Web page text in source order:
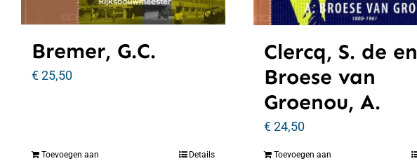
Bremer, G.C.
€25,50
Toevoegen aan
Details
Clercq, S. de en
Broese van
Groenou, A.
€24,50
Toevoegen aan